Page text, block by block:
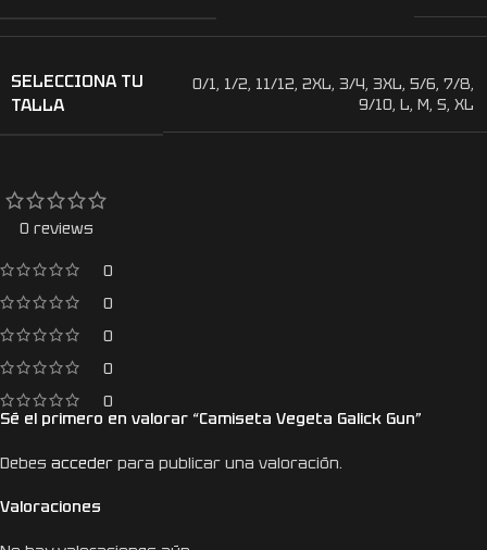
SELECCIONA TU
TALLA
0/1, 1/2, 11/12, 2XL, 3/4, 3XL, 5/6, 7/8,
9/10, L, M, S, XL
0 reviews
0
0
0
0
0
Valoraciones
Sé el primero en valorar “Camiseta Vegeta Galick Gun”
Debes acceder para publicar una valoración.